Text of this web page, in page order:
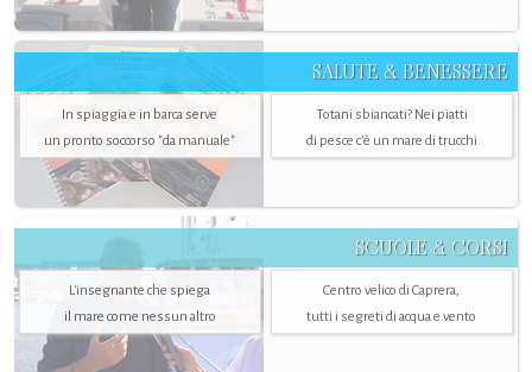
SALUTE & BENESSERE
In spiaggia e in barca serve
un pronto soccorso "da manuale"
Totani sbiancati? Nei piatti
di pesce c'è un mare di trucchi
SCUOLE & CORSI
L'insegnante che spiega
il mare come nessun altro
Centro velico di Caprera,
tutti i segreti di acqua e vento